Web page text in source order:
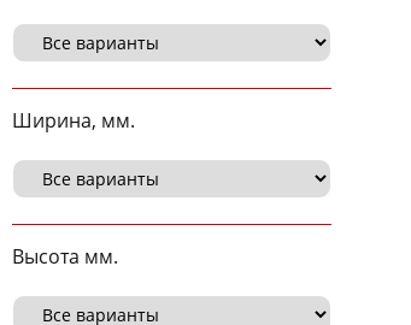
Ширина, мм.
Высота мм.